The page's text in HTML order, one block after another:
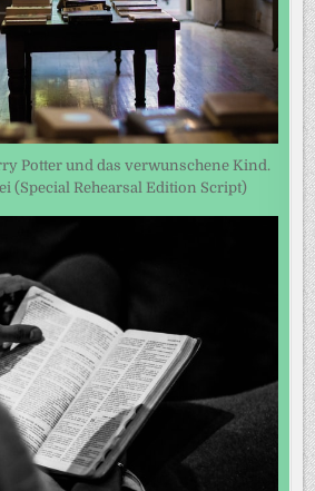
Potter und das verwunschene Kind.
(Special Rehearsal Edition Script)